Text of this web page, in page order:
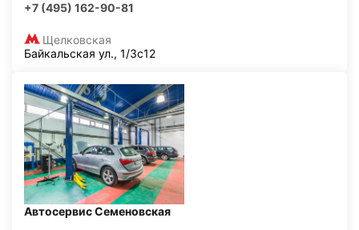
+7 (495) 162-90-81
Щелковская
Байкальская ул., 1/3с12
Автосервис Семеновская